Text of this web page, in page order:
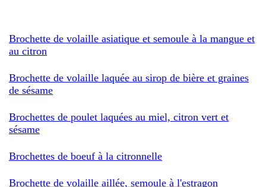
Brochette de volaille asiatique et semoule à la mangue et
au citron
Brochette de volaille laquée au sirop de bière et graines
de sésame
Brochettes de poulet laquées au miel, citron vert et
sésame
Brochettes de boeuf à la citronnelle
Brochette de volaille aillée, semoule à l'estragon